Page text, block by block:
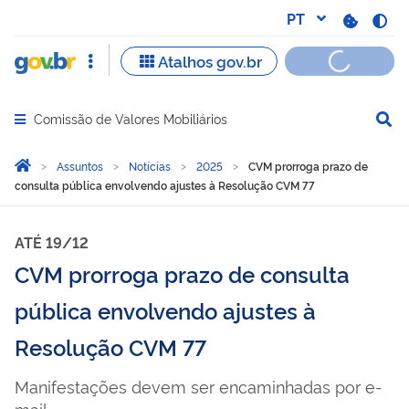
Abrir menu principal de navegação
Comissão de Valores Mobiliários
Você está aqui:
Página Inicial
Assuntos Notícias 2025
CVM prorroga prazo de
consulta pública envolvendo ajustes à Resolução CVM 77
ATÉ 19/12
CVM prorroga prazo de consulta
pública envolvendo ajustes à
Resolução CVM 77
Manifestações devem ser encaminhadas por e-